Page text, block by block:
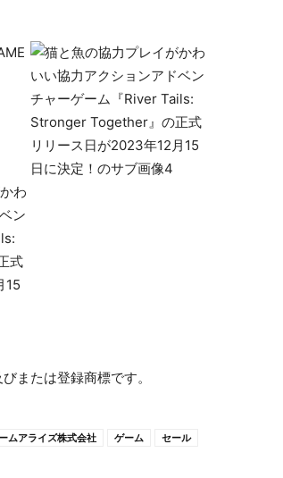
または登録商標です。
ムアライズ株式会社 ゲーム
セール